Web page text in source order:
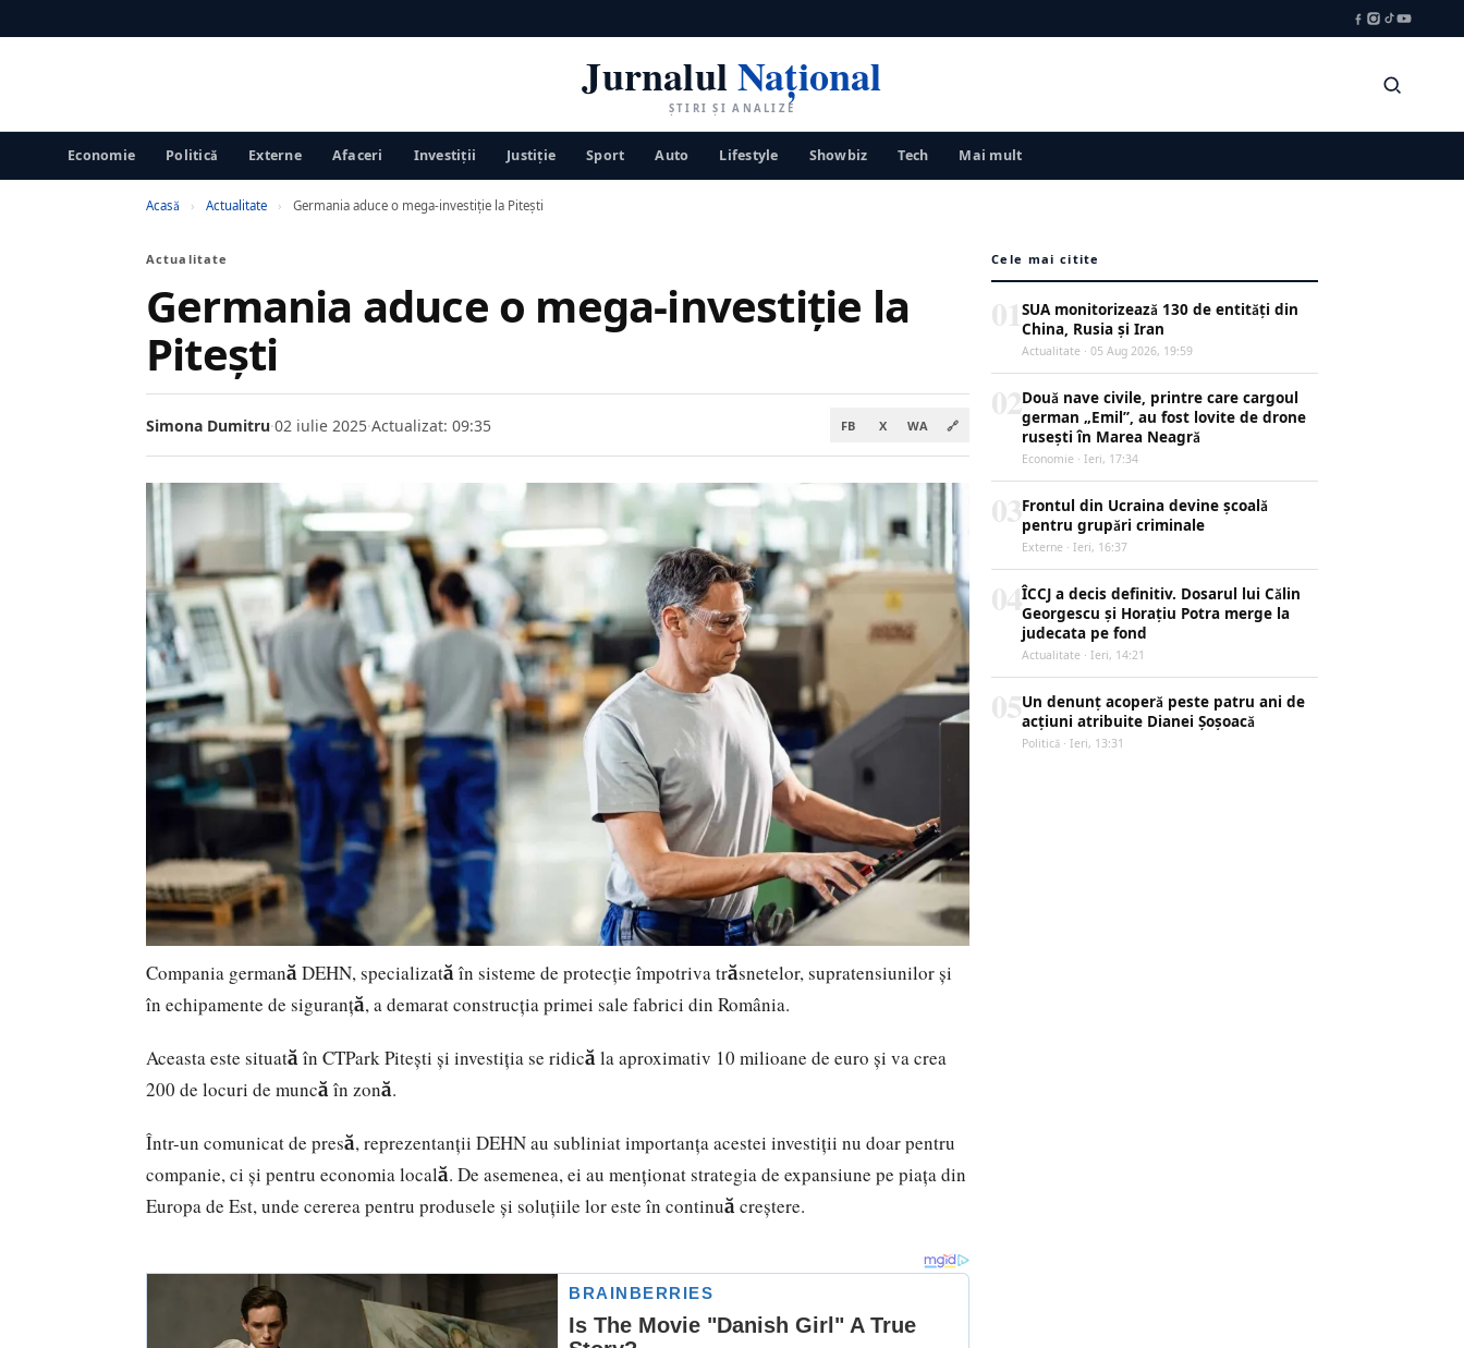
JurnalulNațional
ȘTIRI ȘI ANALIZE
Economie Politică Externe Afaceri Investiții Justiţie Sport Auto Lifestyle Showbiz Tech Mai mult
Acasă › Actualitate › Germania aduce o mega-investiție la Pitești
Actualitate
Germania aduce o mega-investiție la
Pitești
Simona Dumitru·02 iulie 2025·Actualizat: 09:35 FB X WA 🔗
Compania germană DEHN, specializată în sisteme de protecție împotriva trăsnetelor, supratensiunilor și
în echipamente de siguranță, a demarat construcția primei sale fabrici din România.
Aceasta este situată în CTPark Pitești şi investiția se ridică la aproximativ 10 milioane de euro și va crea
200 de locuri de muncă în zonă.
Într-un comunicat de presă, reprezentanții DEHN au subliniat importanța acestei investiții nu doar pentru
companie, ci și pentru economia locală. De asemenea, ei au menționat strategia de expansiune pe piața din
Europa de Est, unde cererea pentru produsele și soluțiile lor este în continuă creștere.
Cele mai citite
SUA monitorizează 130 de entități din
China, Rusia și Iran
Actualitate · 05 Aug 2026, 19:59
Două nave civile, printre care cargoul
german „Emil”, au fost lovite de drone
rusești în Marea Neagră
Economie · Ieri, 17:34
Frontul din Ucraina devine școală
pentru grupări criminale
Externe · Ieri, 16:37
ÎCCJ a decis definitiv. Dosarul lui Călin
Georgescu și Horațiu Potra merge la
judecata pe fond
Actualitate · Ieri, 14:21
Un denunț acoperă peste patru ani de
acțiuni atribuite Dianei Șoșoacă
Politică · Ieri, 13:31